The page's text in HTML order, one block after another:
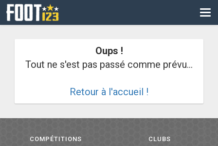
CM
Oups !
Tout ne s'est pas passé comme prévu...
Retour à l'accueil !
COMPÉTITIONS CLUBS